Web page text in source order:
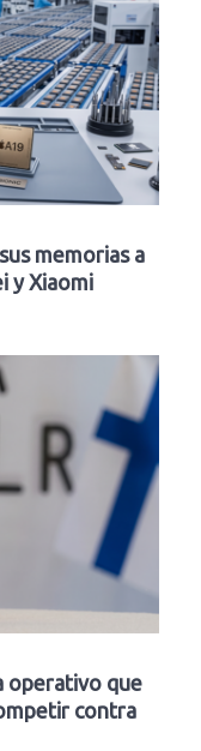
memorias a
y Xiaomi
operativo que
contra